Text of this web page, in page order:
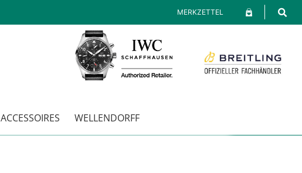
MERKZETTEL
ACCESSOIRES WELLENDORFF